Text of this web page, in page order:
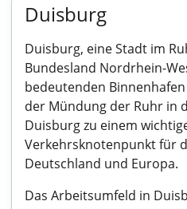
Duisburg
Duisburg, eine Stadt im
Bundesland Nordrhein-
bedeutenden
der Mündung der Ruhr in
Duisburg zu einem
Verkehrsknotenpunkt für
Deutschland und Europa.
Das Arbeitsumfeld in